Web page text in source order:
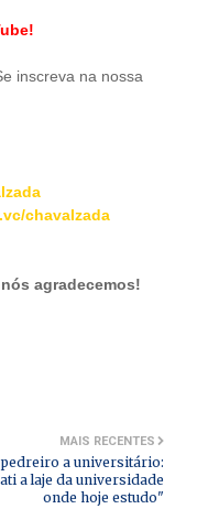
inscreva na nossa
chavalzada
agradecemos!
MAIS RECENTES
pedreiro a universitário:
a laje da universidade
onde hoje estudo"